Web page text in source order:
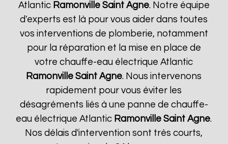
Atlantic Ramonville Saint Agne. Notre équipe
d'experts est là pour vous aider dans toutes
vos interventions de plomberie, notamment
pour la réparation et la mise en place de
votre chauffe-eau électrique Atlantic
Ramonville Saint Agne. Nous intervenons
rapidement pour vous éviter les
désagréments liés à une panne de chauffe-
eau électrique Atlantic Ramonville Saint Agne.
Nos délais d'intervention sont très courts,